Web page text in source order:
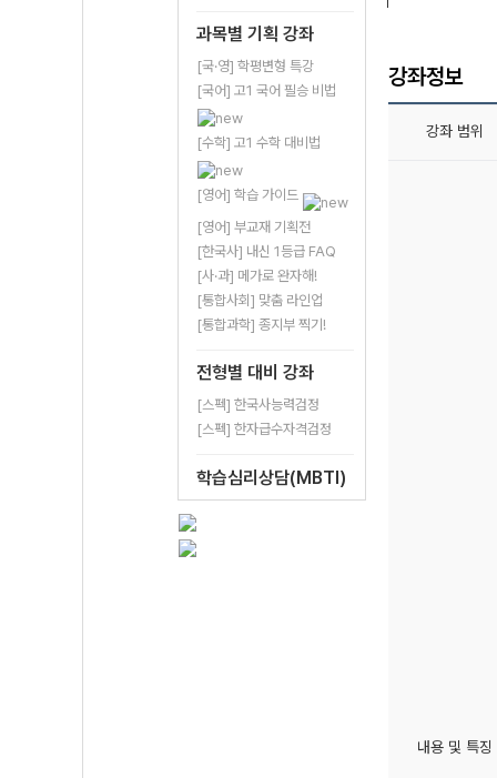
과목별 기획 강좌
[국·영] 학평변형 특강
[국어] 고1 국어 필승 비법
[수학] 고1 수학 대비법
[영어] 학습 가이드
[영어] 부교재 기획전
[한국사] 내신 1등급 FAQ
[사·과] 메가로 완자해!
[통합사회] 맞춤 라인업
[통합과학] 종지부 찍기!
전형별 대비 강좌
[스펙] 한국사능력검정
[스펙] 한자급수자격검정
학습심리상담(MBTI)
강좌정보
강좌 범위
내용 및 특징